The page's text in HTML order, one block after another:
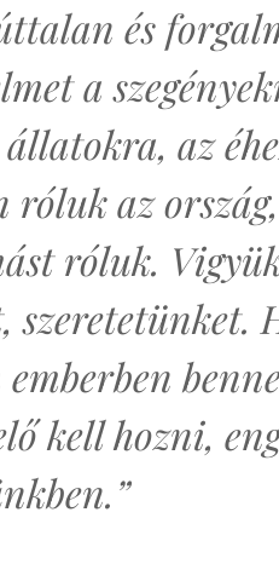
és
a
az
róluk az
róluk.
kell hozni,